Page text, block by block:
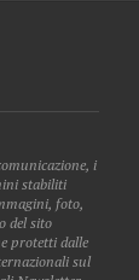
i
stabiliti
foto,
del sito
protetti dalle
sul